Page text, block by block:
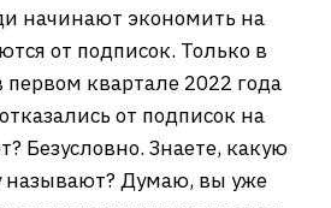
начинают экономить на
от подписок. Только в
квартале 2022 года
от подписок на
Безусловно. Знаете, какую
называют? Думаю, вы уже